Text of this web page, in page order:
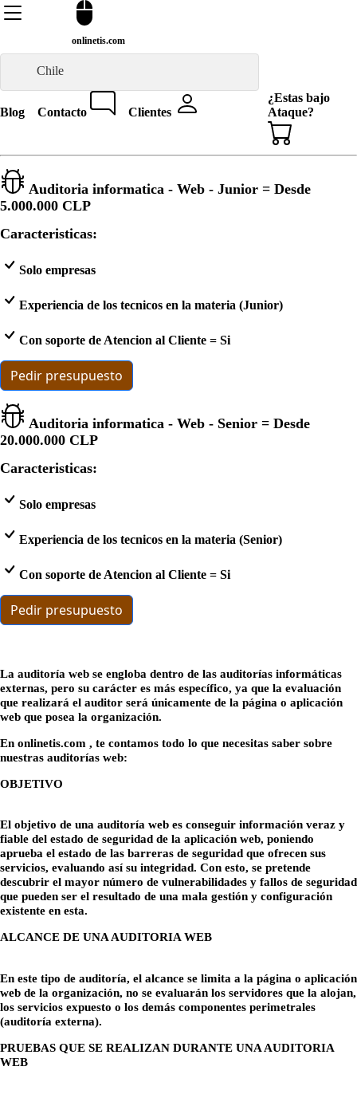
onlinetis.com
Chile
Blog Contacto Clientes
¿Estas bajo
Ataque?
Auditoria informatica - Web - Junior = Desde
5.000.000 CLP
Caracteristicas:
Solo empresas
Experiencia de los tecnicos en la materia (Junior)
Con soporte de Atencion al Cliente = Si
Pedir presupuesto
Auditoria informatica - Web - Senior = Desde
20.000.000 CLP
Caracteristicas:
Solo empresas
Experiencia de los tecnicos en la materia (Senior)
Con soporte de Atencion al Cliente = Si
Pedir presupuesto
La auditoría web se engloba dentro de las auditorías informáticas
externas, pero su carácter es más específico, ya que la evaluación
que realizará el auditor será únicamente de la página o aplicación
web que posea la organización.
En onlinetis.com , te contamos todo lo que necesitas saber sobre
nuestras auditorías web:
OBJETIVO
El objetivo de una auditoría web es conseguir información veraz y
fiable del estado de seguridad de la aplicación web, poniendo
aprueba el estado de las barreras de seguridad que ofrecen sus
servicios, evaluando así su integridad. Con esto, se pretende
descubrir el mayor número de vulnerabilidades y fallos de seguridad
que pueden ser el resultado de una mala gestión y configuración
existente en esta.
ALCANCE DE UNA AUDITORIA WEB
En este tipo de auditoría, el alcance se limita a la página o aplicación
web de la organización, no se evaluarán los servidores que la alojan,
los servicios expuesto o los demás componentes perimetrales
(auditoría externa).
PRUEBAS QUE SE REALIZAN DURANTE UNA AUDITORIA
WEB